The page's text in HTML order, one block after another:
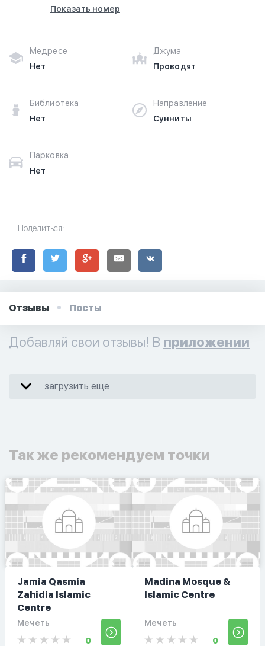
Показать номер
Медресе
Нет
Джума
Проводят
Библиотека
Нет
Направление
Сунниты
Парковка
Нет
Поделиться:
Отзывы Посты
Добавляй свои отзывы! В приложении
загрузить еще
Так же рекомендуем точки
Jamia Qasmia
Zahidia Islamic
Centre
Мечеть
0
Madina Mosque &
Islamic Centre
Мечеть
0